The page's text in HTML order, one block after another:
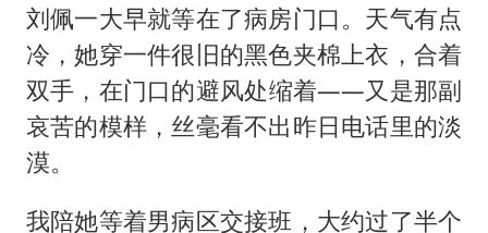
刘佩一大早就等在了病房门口。天气有点
冷，她穿一件很旧的黑色夹棉上衣，合着
双手，在门口的避风处缩着——又是那副
哀苦的模样，丝毫看不出昨日电话里的淡
漠。
我陪她等着男病区交接班，大约过了半个